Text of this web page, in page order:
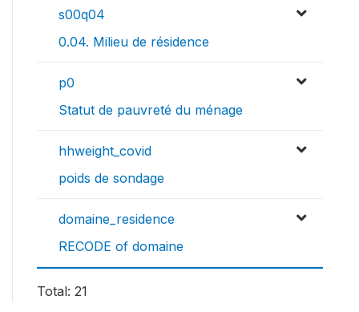
s00q04
0.04. Milieu de résidence
p0
Statut de pauvreté du ménage
hhweight_covid
poids de sondage
domaine_residence
RECODE of domaine
Total: 21